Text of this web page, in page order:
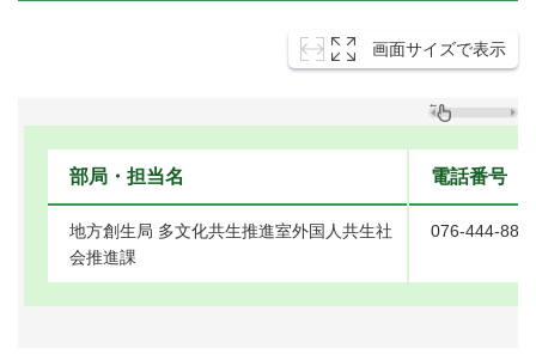
画面サイズで表示
部局・担当名 電話番号
地方創生局 多文化共生推進室外国人共生社
会推進課
076-444-